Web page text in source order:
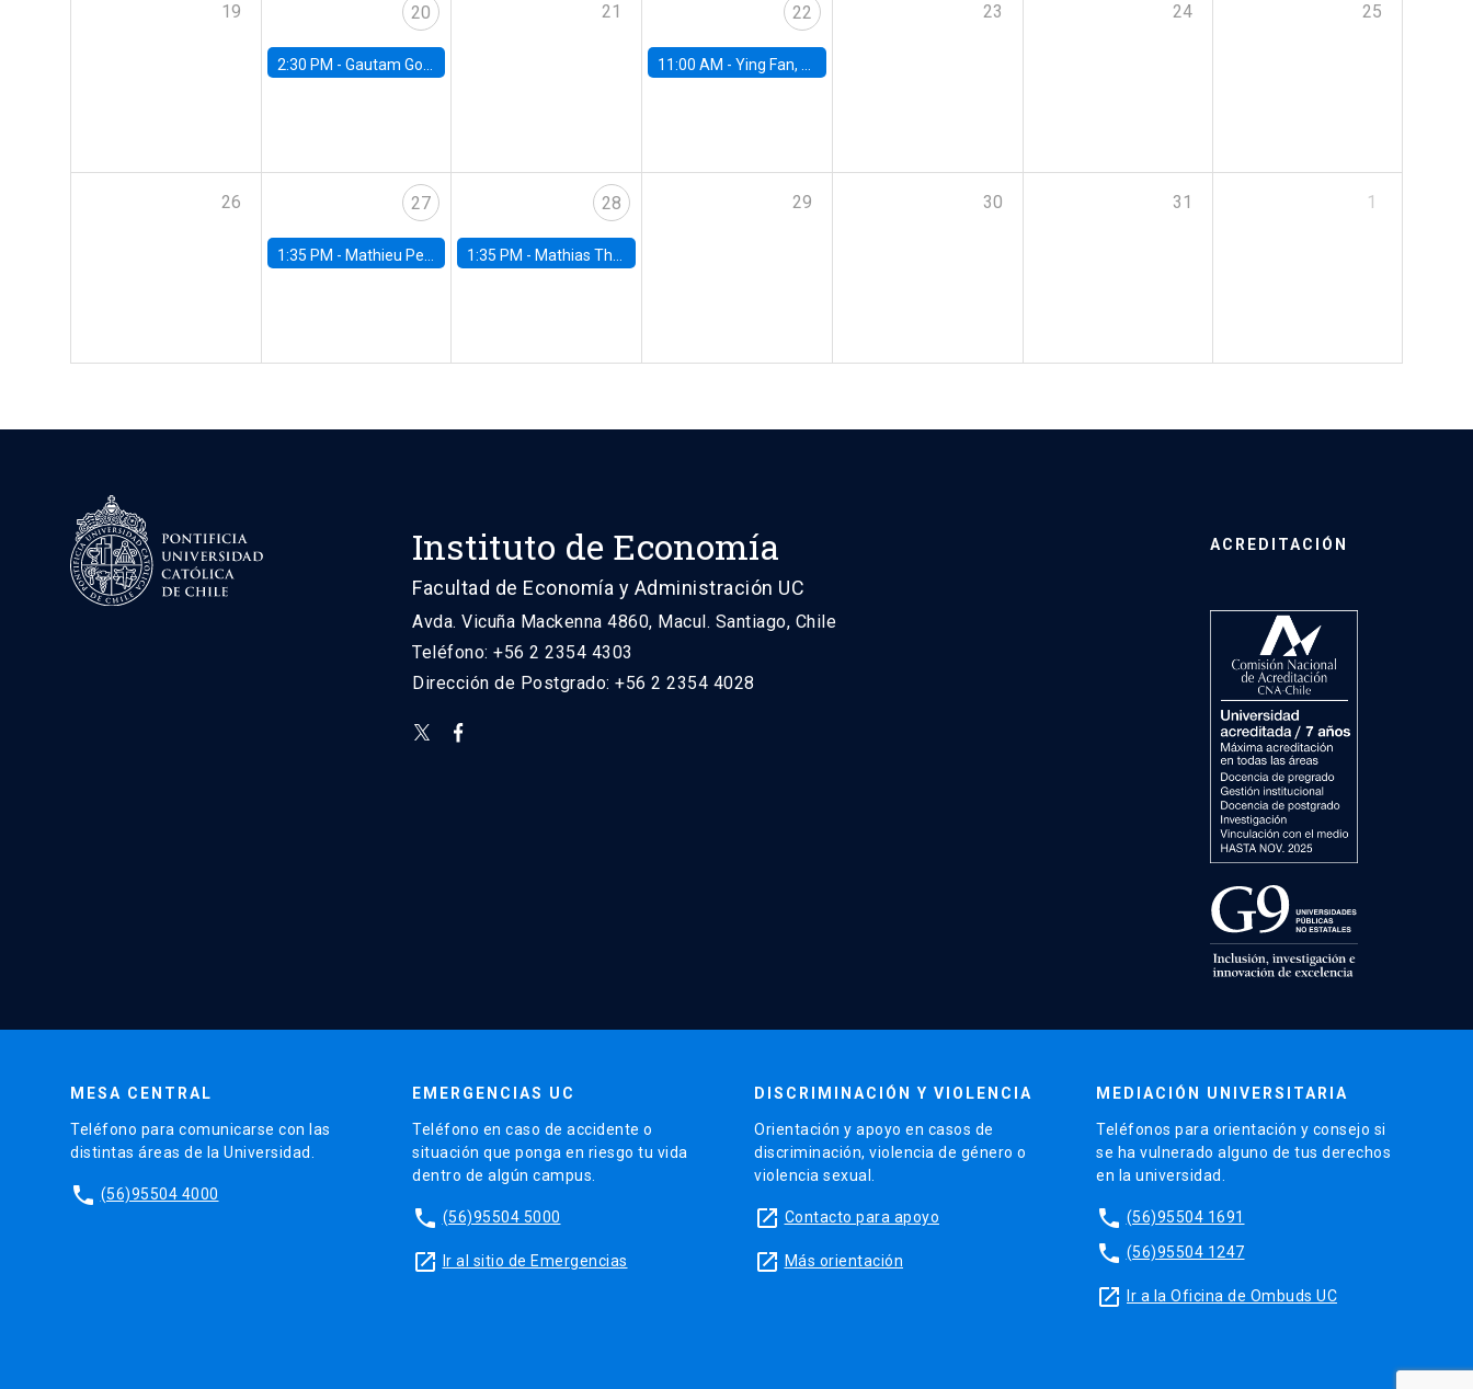
19 20
2:30 PM - Gautam Gowrisankaran, Columbia University
21 22
11:00 AM -Ying Fan, University of Michigan
23 24 25
26 27
1:35 PM - Mathieu Pedemonte, IDB
28
1:35 PM - Mathias Thoenig, University of Lausanne
29 30 31 1
Instituto de Economía
Facultad de Economía y Administración UC
Avda. Vicuña Mackenna 4860, Macul. Santiago, Chile
Teléfono: +56 2 2354 4303
Dirección de Postgrado: +56 2 2354 4028
ACREDITACIÓN
MESA CENTRAL
Teléfono para comunicarse con las
distintas áreas de la Universidad.
phone (56)95504 4000
EMERGENCIAS UC
Teléfono en caso de accidente o
situación que ponga en riesgo tu vida
dentro de algún campus.
phone (56)95504 5000
launch Ir al sitio de Emergencias
DISCRIMINACIÓN Y VIOLENCIA
Orientación y apoyo en casos de
discriminación, violencia de género o
violencia sexual.
launch Contacto para apoyo
launch Más orientación
MEDIACIÓN UNIVERSITARIA
Teléfonos para orientación y consejo si
se ha vulnerado alguno de tus derechos
en la universidad.
phone (56)95504 1691
phone (56)95504 1247
launch Ir a la Oficina de Ombuds UC